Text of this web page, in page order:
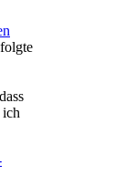
ich